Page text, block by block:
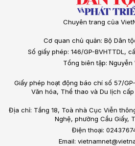
Chuyên trang của
Cơ quan chủ quản: Bộ Dân
Số giấy phép: 146/GP-BVHTTDL,
Tổng biên tập: Nguyễn
Giấy phép hoạt động báo chí số 57/
Văn hóa, Thể thao và Du lịch cấp
Địa chỉ: Tầng 18, Toà nhà Cục Viễn
Nghệ, phường Cầu Giấy,
Điện thoại:
Email: